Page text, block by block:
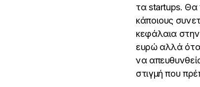
τα startups. Θα
κάποιους
κεφάλαια
ευρώ αλλά
να
στιγμή που